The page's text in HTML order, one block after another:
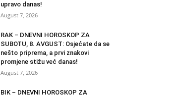
upravo danas!
August 7, 2026
RAK – DNEVNI HOROSKOP ZA
SUBOTU, 8. AVGUST: Osjećate da se
nešto priprema, a prvi znakovi
promjene stižu već danas!
August 7, 2026
BIK – DNEVNI HOROSKOP ZA